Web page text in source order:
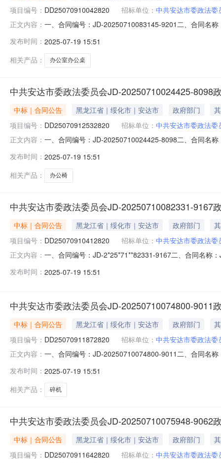
项目编号： DD25070910042820 招标单位： 中共安达市委政法委
正文内容： 一、合同编号：JD-20250710083145-9201二、合同名
黑龙江省绥化市安达市正阳街一道街北海达后院工会家
发布时间： 2025-07-19 15:51
相关产品：
办公室办公桌
中共安达市委政法委员会JD-20250710024425-8098
中标｜合同公告 黑龙江省｜绥化市｜安达市 政府部门
项目编号： DD25070912532820 招标单位： 中共安达市委政法委
正文内容： 一、合同编号：JD-20250710024425-8098二、合同名
黑龙江省绥化市安达市正阳街一道街北海达后院工会家
发布时间： 2025-07-19 15:51
相关产品：
办公椅
中共安达市委政法委员会JD-20250710082331-9167
中标｜合同公告 黑龙江省｜绥化市｜安达市 政府部门
项目编号： DD25070910412820 招标单位： 中共安达市委政法委
正文内容： 一、合同编号：JD-2*25*71**82331-9167二、合同名称
市安达市正阳街一道街北海达后院工会家属楼下11号车
发布时间： 2025-07-19 15:51
中共安达市委政法委员会JD-20250710074800-9011
中标｜合同公告 黑龙江省｜绥化市｜安达市 政府部门
项目编号： DD25070911872820 招标单位： 中共安达市委政法委
正文内容： 一、合同编号：JD-20250710074800-9011二、合同名
省绥化市安达市正阳街一道街北海达后院工会家属楼下
发布时间： 2025-07-19 15:51
相关产品：
碎机
中共安达市委政法委员会JD-20250710075948-9062
中标｜合同公告 黑龙江省｜绥化市｜安达市 政府部门
项目编号： DD25070911642820 招标单位： 中共安达市委政法委